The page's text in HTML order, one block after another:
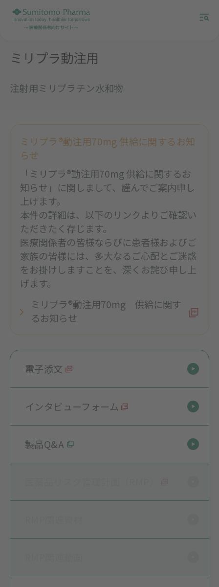
ミリプラ動注用
注射用ミリプラチン水和物
ミリプラ®動注用70mg 供給に関するお知
らせ
「ミリプラ®動注用70mg 供給に関するお
知らせ」に関しまして、謹んでご案内申し
上げます。
本件の詳細は、以下のリンクよりご確認い
ただきたく存じます。
医療関係者の皆様ならびに患者様およびご
家族の皆様には、多大なるご心配とご迷惑
をお掛けしますことを、深くお詫び申し上
げます。
ミリプラ®動注用70mg 供給に関す
るお知らせ
電子添文
インタビューフォーム
製品Q&A